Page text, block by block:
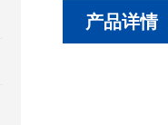
产品详情